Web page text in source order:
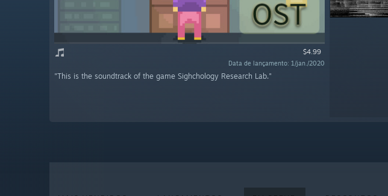
$4.99
Data de lançamento: 1/jan./2020
"This is the soundtrack of the game Sighchology Research Lab."